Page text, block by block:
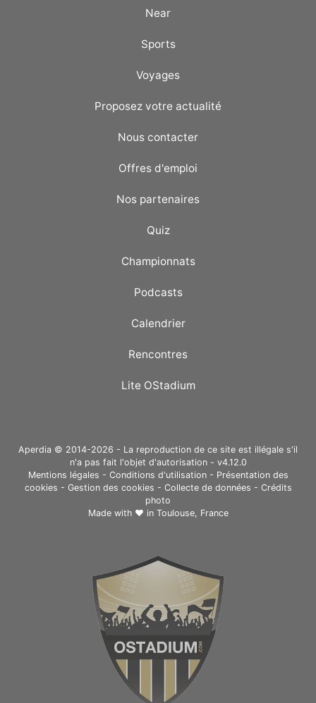
Near
Sports
Voyages
Proposez votre actualité
Nous contacter
Offres d'emploi
Nos partenaires
Quiz
Championnats
Podcasts
Calendrier
Rencontres
Lite OStadium
Aperdia © 2014-2026 - La reproduction de ce site est illégale s'il
n'a pas fait l'objet d'autorisation - v4.12.0
Mentions légales - Conditions d'utilisation- Présentation des
cookies - Gestion des cookies - Collecte de données - Crédits
photo
Made with ❤ in Toulouse, France